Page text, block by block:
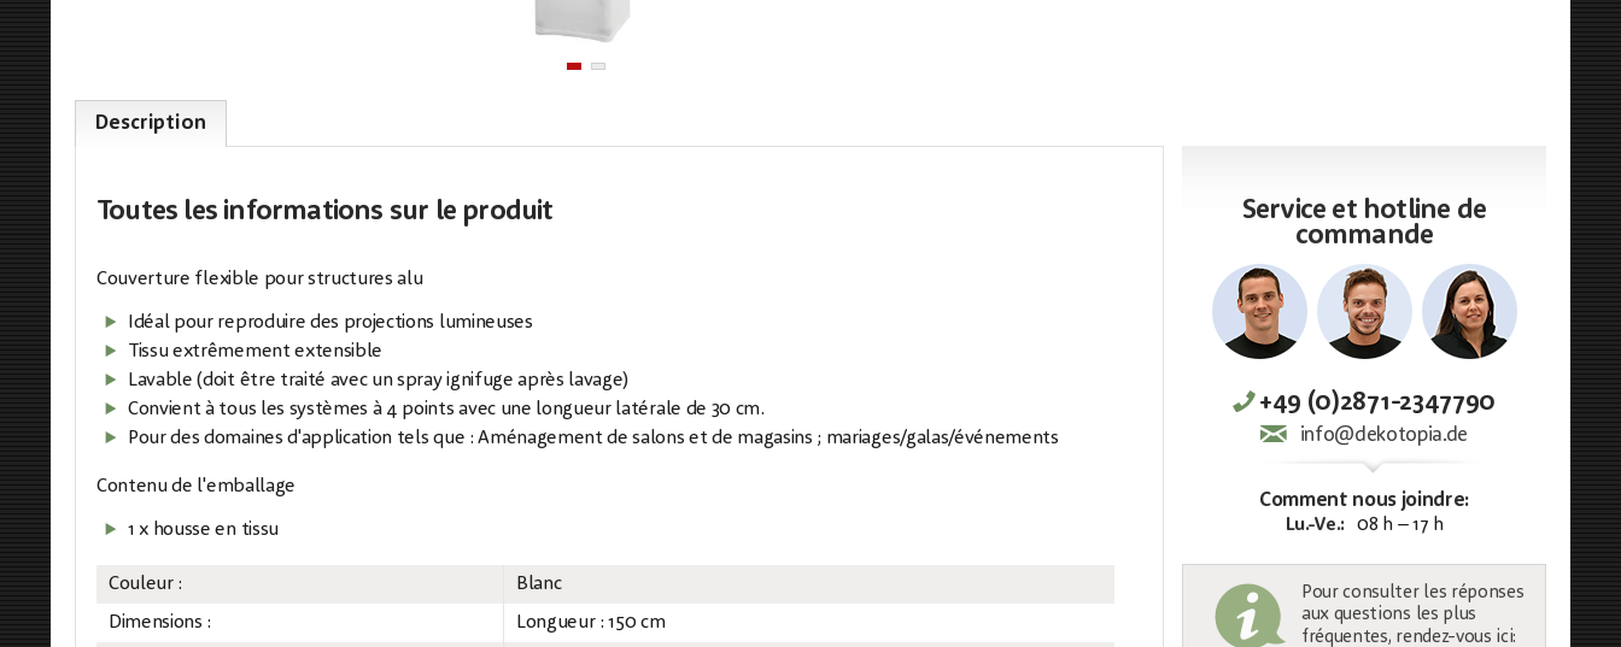
Description
Toutes les informations sur le produit
Couverture flexible pour structures alu
Idéal pour reproduire des projections lumineuses
Tissu extrêmement extensible
Lavable (doit être traité avec un spray ignifuge après lavage)
Convient à tous les systèmes à 4 points avec une longueur latérale de 30 cm.
Pour des domaines d'application tels que : Aménagement de salons et de magasins ; mariages/galas/événements
Contenu de l'emballage
1 x housse en tissu
Couleur :
Blanc
Dimensions :
Longueur : 150 cm
Service et hotline de
commande
+49 (0)2871-2347790
info@dekotopia.de
Comment nous joindre:
Lu.-Ve.: 08 h – 17 h
Pour consulter les réponses
aux questions les plus
fréquentes, rendez-vous ici: